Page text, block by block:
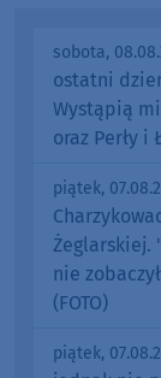
sobota,
ostatni
Wystąpią
oraz Perły i
piątek,
Żeglarskiej.
nie
(FOTO)
piątek,